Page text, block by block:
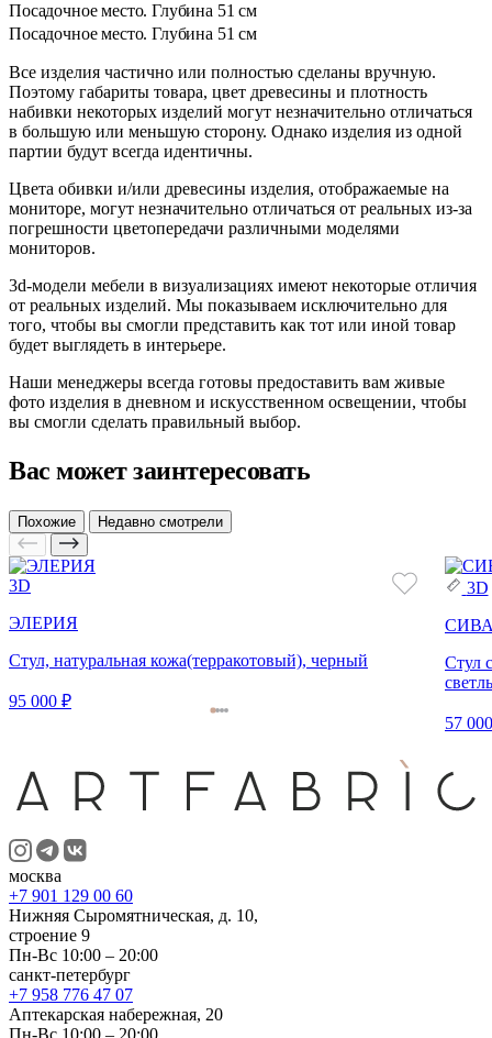
Посадочное место. Глубина 51 см
Посадочное место. Глубина 51 см
Все изделия частично или полностью сделаны вручную.
Поэтому габариты товара, цвет древесины и плотность
набивки некоторых изделий могут незначительно отличаться
в большую или меньшую сторону. Однако изделия из одной
партии будут всегда идентичны.
Цвета обивки и/или древесины изделия, отображаемые на
мониторе, могут незначительно отличаться от реальных из-за
погрешности цветопередачи различными моделями
мониторов.
3d-модели мебели в визуализациях имеют некоторые отличия
от реальных изделий. Мы показываем исключительно для
того, чтобы вы смогли представить как тот или иной товар
будет выглядеть в интерьере.
Наши менеджеры всегда готовы предоставить вам живые
фото изделия в дневном и искусственном освещении, чтобы
вы смогли сделать правильный выбор.
Вас может заинтересовать
Похожие Недавно смотрели
3D
ЭЛЕРИЯ
Стул, натуральная кожа(терракотовый), черный
95 000 ₽
3D
Стул
57
москва
+7 901 129 00 60
Нижняя Сыромятническая, д. 10,
строение 9
Пн-Вс 10:00 – 20:00
санкт-петербург
+7 958 776 47 07
Аптекарская набережная, 20
Пн-Вс 10:00 – 20:00